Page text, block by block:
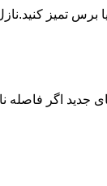
تمیز کنید.نازل
اگر فاصله